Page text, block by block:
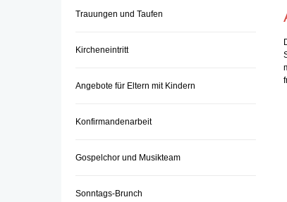
Trauungen und Taufen
Kircheneintritt
Angebote für Eltern mit Kindern
Konfirmandenarbeit
Gospelchor und Musikteam
Sonntags-Brunch